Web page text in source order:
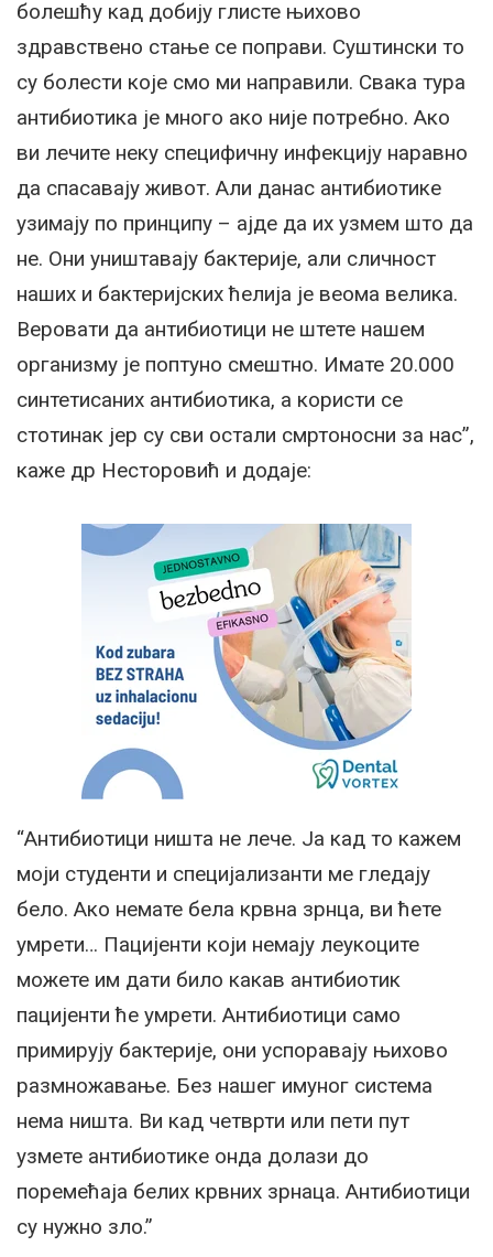
болешћу кад добију глисте њихово
здравствено стање се поправи. Суштински то
су болести које смо ми направили. Свака тура
антибиотика је много ако није потребно. Ако
ви лечите неку специфичну инфекцију наравно
да спасавају живот. Али данас антибиотике
узимају по принципу – ајде да их узмем што да
не. Они уништавају бактерије, али сличност
наших и бактеријских ћелија је веома велика.
Веровати да антибиотици не штете нашем
организму је поптуно смештно. Имате 20.000
синтетисаних антибиотика, а користи се
стотинак јер су сви остали смртоносни за нас”,
каже др Несторовић и додаје:
“Антибиотици ништа не лече. Ја кад то кажем
моји студенти и специјализанти ме гледају
бело. Ако немате бела крвна зрнца, ви ћете
умрети… Пацијенти који немају леукоците
можете им дати било какав антибиотик
пацијенти ће умрети. Антибиотици само
примирују бактерије, они успоравају њихово
размножавање. Без нашег имуног система
нема ништа. Ви кад четврти или пети пут
узмете антибиотике онда долази до
поремећаја белих крвних зрнаца. Антибиотици
су нужно зло.”